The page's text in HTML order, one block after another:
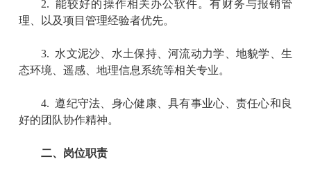
2. 能较好的操作相关办公软件。有财务与报销管
理、以及项目管理经验者优先。
3. 水文泥沙、水土保持、河流动力学、地貌学、生
态环境、遥感、地理信息系统等相关专业。
4. 遵纪守法、身心健康、具有事业心、责任心和良
好的团队协作精神。
二、岗位职责